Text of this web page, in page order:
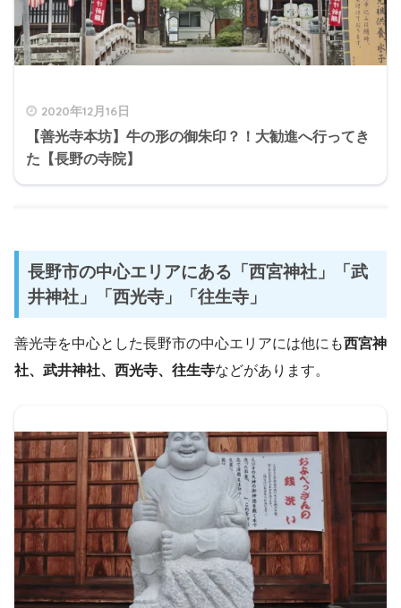
2020年12月16日
【善光寺本坊】牛の形の御朱印？！大勧進へ行ってき
た【長野の寺院】
長野市の中心エリアにある「西宮神社」「武
井神社」「西光寺」「往生寺」
善光寺を中心とした長野市の中心エリアには他にも西宮神
社、武井神社、西光寺、往生寺などがあります。